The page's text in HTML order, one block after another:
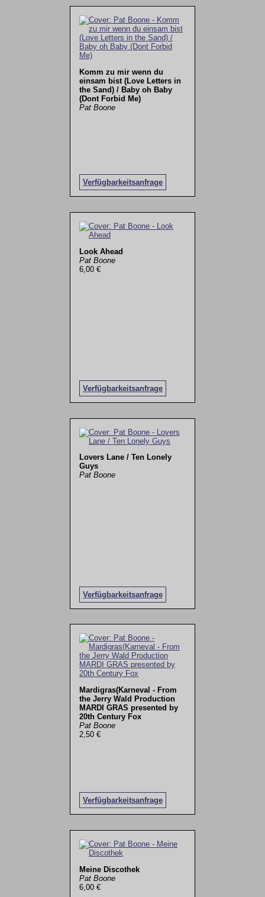
Komm zu mir wenn du
einsam bist (Love Letters in
the Sand) / Baby oh Baby
(Dont Forbid Me)
Pat Boone
Verfügbarkeitsanfrage
Look Ahead
Pat Boone
6,00 €
Verfügbarkeitsanfrage
Lovers Lane / Ten Lonely
Guys
Pat Boone
Verfügbarkeitsanfrage
Mardigras(Karneval - From
the Jerry Wald Production
MARDI GRAS presented by
20th Century Fox
Pat Boone
2,50 €
Verfügbarkeitsanfrage
Meine Discothek
Pat Boone
6,00 €